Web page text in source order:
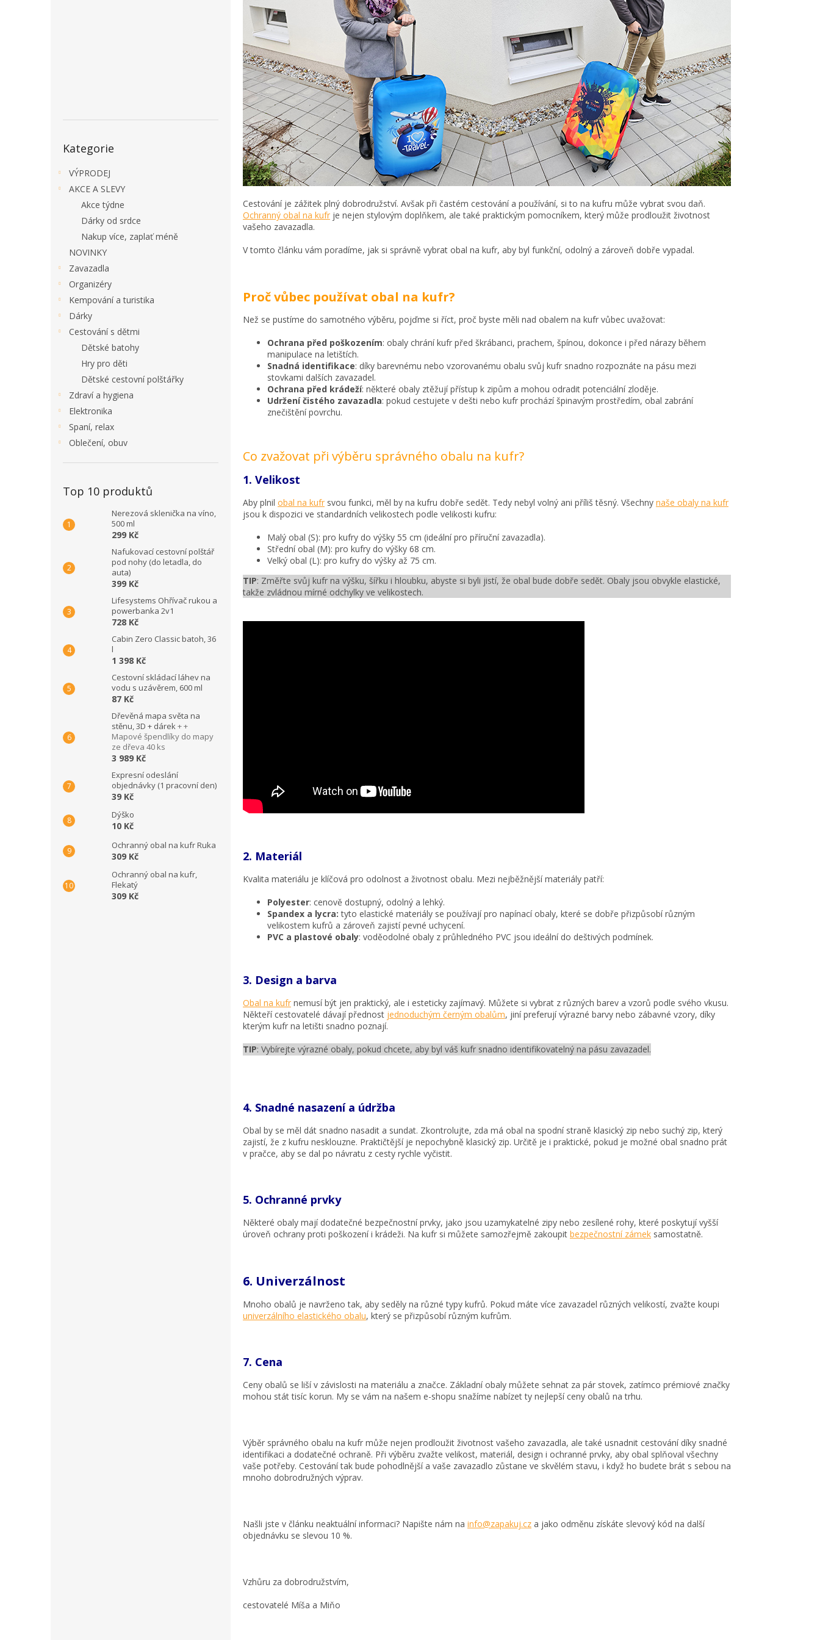
kategorie
Kategorie
VÝPRODEJ
AKCE A SLEVY
Akce týdne
Dárky od srdce
Nakup více, zaplať méně
NOVINKY
Zavazadla
Organizéry
Kempování a turistika
Dárky
Cestování s dětmi
Dětské batohy
Hry pro děti
Dětské cestovní polštářky
Zdraví a hygiena
Elektronika
Spaní, relax
Oblečení, obuv
Top 10 produktů
Nerezová sklenička na víno,
500 ml
299 Kč
Nafukovací cestovní polštář
pod nohy (do letadla, do
auta)
399 Kč
Lifesystems Ohřívač rukou a
powerbanka 2v1
728 Kč
Cabin Zero Classic batoh, 36
l
1 398 Kč
Cestovní skládací láhev na
vodu s uzávěrem, 600 ml
87 Kč
Dřevěná mapa světa na
stěnu, 3D + dárek+ +
Mapové špendlíky do mapy
ze dřeva 40 ks
3 989 Kč
Expresní odeslání
objednávky (1 pracovní den)
39 Kč
Dýško
10 Kč
Ochranný obal na kufr Ruka
309 Kč
Ochranný obal na kufr,
Flekatý
309 Kč
Cestování je zážitek plný dobrodružství. Avšak při častém cestování a používání, si to na kufru může vybrat svou daň.
Ochranný obal na kufr je nejen stylovým doplňkem, ale také praktickým pomocníkem, který může prodloužit životnost
vašeho zavazadla.
V tomto článku vám poradíme, jak si správně vybrat obal na kufr, aby byl funkční, odolný a zároveň dobře vypadal.
Proč vůbec používat obal na kufr?
Než se pustíme do samotného výběru, pojďme si říct, proč byste měli nad obalem na kufr vůbec uvažovat:
Ochrana před poškozením: obaly chrání kufr před škrábanci, prachem, špínou, dokonce i před nárazy během
manipulace na letištích.
Snadná identifikace: díky barevnému nebo vzorovanému obalu svůj kufr snadno rozpoznáte na pásu mezi
stovkami dalších zavazadel.
Ochrana před krádeží: některé obaly ztěžují přístup k zipům a mohou odradit potenciální zloděje.
Udržení čistého zavazadla: pokud cestujete v dešti nebo kufr prochází špinavým prostředím, obal zabrání
znečištění povrchu.
Co zvažovat při výběru správného obalu na kufr?
1. Velikost
Aby plnil obal na kufr svou funkci, měl by na kufru dobře sedět. Tedy nebyl volný ani příliš těsný. Všechny naše obaly na kufr
jsou k dispozici ve standardních velikostech podle velikosti kufru:
Malý obal (S): pro kufry do výšky 55 cm (ideální pro příruční zavazadla).
Střední obal (M): pro kufry do výšky 68 cm.
Velký obal (L): pro kufry do výšky až 75 cm.
TIP: Změřte svůj kufr na výšku, šířku i hloubku, abyste si byli jistí, že obal bude dobře sedět. Obaly jsou obvykle elastické,
takže zvládnou mírné odchylky ve velikostech.
2. Materiál
Kvalita materiálu je klíčová pro odolnost a životnost obalu. Mezi nejběžnější materiály patří:
Polyester: cenově dostupný, odolný a lehký.
Spandex a lycra: tyto elastické materiály se používají pro napínací obaly, které se dobře přizpůsobí různým
velikostem kufrů a zároveň zajistí pevné uchycení.
PVC a plastové obaly: voděodolné obaly z průhledného PVC jsou ideální do deštivých podmínek.
3. Design a barva
Obal na kufr nemusí být jen praktický, ale i esteticky zajímavý. Můžete si vybrat z různých barev a vzorů podle svého vkusu.
Někteří cestovatelé dávají přednost jednoduchým černým obalům, jiní preferují výrazné barvy nebo zábavné vzory, díky
kterým kufr na letišti snadno poznají.
TIP: Vybírejte výrazné obaly, pokud chcete, aby byl váš kufr snadno identifikovatelný na pásu zavazadel.
4. Snadné nasazení a údržba
Obal by se měl dát snadno nasadit a sundat. Zkontrolujte, zda má obal na spodní straně klasický zip nebo suchý zip, který
zajistí, že z kufru nesklouzne. Praktičtější je nepochybně klasický zip. Určitě je i praktické, pokud je možné obal snadno prát
v pračce, aby se dal po návratu z cesty rychle vyčistit.
5. Ochranné prvky
Některé obaly mají dodatečné bezpečnostní prvky, jako jsou uzamykatelné zipy nebo zesílené rohy, které poskytují vyšší
úroveň ochrany proti poškození i krádeži. Na kufr si můžete samozřejmě zakoupit bezpečnostní zámek samostatně.
6. Univerzálnost
Mnoho obalů je navrženo tak, aby seděly na různé typy kufrů. Pokud máte více zavazadel různých velikostí, zvažte koupi
univerzálního elastického obalu, který se přizpůsobí různým kufrům.
7. Cena
Ceny obalů se liší v závislosti na materiálu a značce. Základní obaly můžete sehnat za pár stovek, zatímco prémiové značky
mohou stát tisíc korun. My se vám na našem e-shopu snažíme nabízet ty nejlepší ceny obalů na trhu.
Výběr správného obalu na kufr může nejen prodloužit životnost vašeho zavazadla, ale také usnadnit cestování díky snadné
identifikaci a dodatečné ochraně. Při výběru zvažte velikost, materiál, design i ochranné prvky, aby obal splňoval všechny
vaše potřeby. Cestování tak bude pohodlnější a vaše zavazadlo zůstane ve skvělém stavu, i když ho budete brát s sebou na
mnoho dobrodružných výprav.
Našli jste v článku neaktuální informaci? Napište nám na info@zapakuj.cz a jako odměnu získáte slevový kód na další
objednávku se slevou 10 %.
Vzhůru za dobrodružstvím,
cestovatelé Míša a Miňo